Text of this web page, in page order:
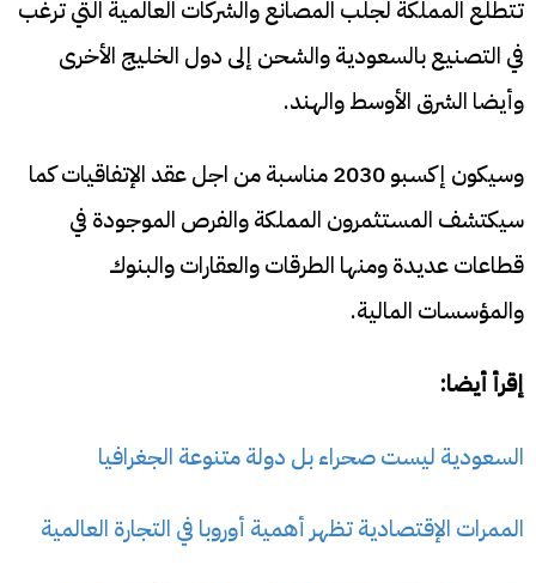
تتطلع المملكة لجلب المصانع والشركات العالمية التي ترغب
في التصنيع بالسعودية والشحن إلى دول الخليج الأخرى
وأيضا الشرق الأوسط والهند.
وسيكون إكسبو 2030 مناسبة من اجل عقد الإتفاقيات كما
سيكتشف المستثمرون المملكة والفرص الموجودة في
قطاعات عديدة ومنها الطرقات والعقارات والبنوك
والمؤسسات المالية.
إقرأ أيضا:
السعودية ليست صحراء بل دولة متنوعة الجغرافيا
الممرات الإقتصادية تظهر أهمية أوروبا في التجارة العالمية